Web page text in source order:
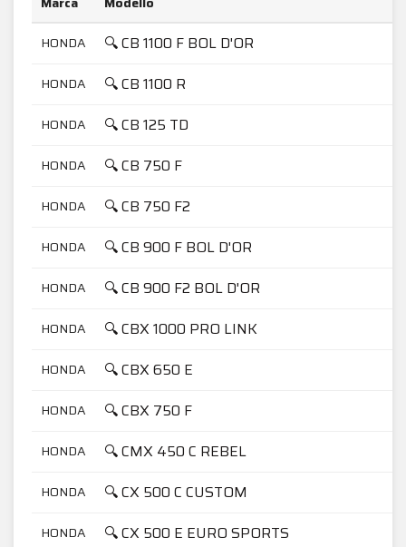
HONDA
🔍 CB 1100 F BOL D'OR
HONDA 🔍 CB 1100 R
HONDA 🔍 CB 125 TD
HONDA 🔍 CB 750 F
HONDA 🔍 CB 750 F2
HONDA 🔍 CB 900 F BOL D'OR
HONDA 🔍 CB 900 F2 BOL D'OR
HONDA 🔍 CBX 1000 PRO LINK
HONDA 🔍 CBX 650 E
HONDA 🔍 CBX 750 F
HONDA 🔍 CMX 450 C REBEL
HONDA 🔍 CX 500 C CUSTOM
HONDA 🔍 CX 500 E EURO SPORTS